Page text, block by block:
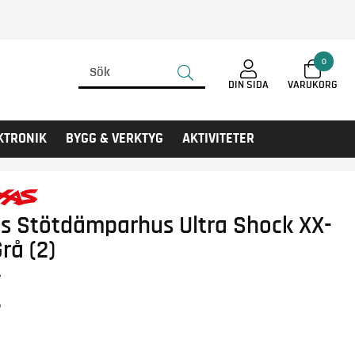
0
DIN SIDA
BYGG & VERKTYG AKTIVITETER
Stötdämparhus Ultra Shock XX-
(2)